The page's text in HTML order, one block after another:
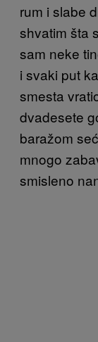
rum i slabe
shvatim šta
sam neke
i svaki put
smesta
dvadesete
baražom
mnogo
smisleno